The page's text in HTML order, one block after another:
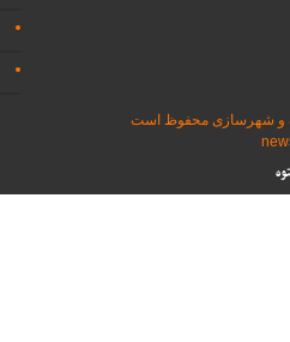
و شهرسازی محفوظ است